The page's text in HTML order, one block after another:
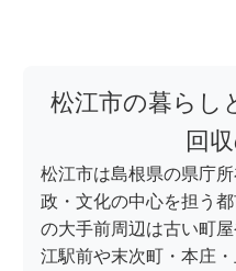
松江市の暮らし
回
松江市は島根県の県庁
政・文化の中心を担う
の大手前周辺は古い町
江駅前や末次町・本庄